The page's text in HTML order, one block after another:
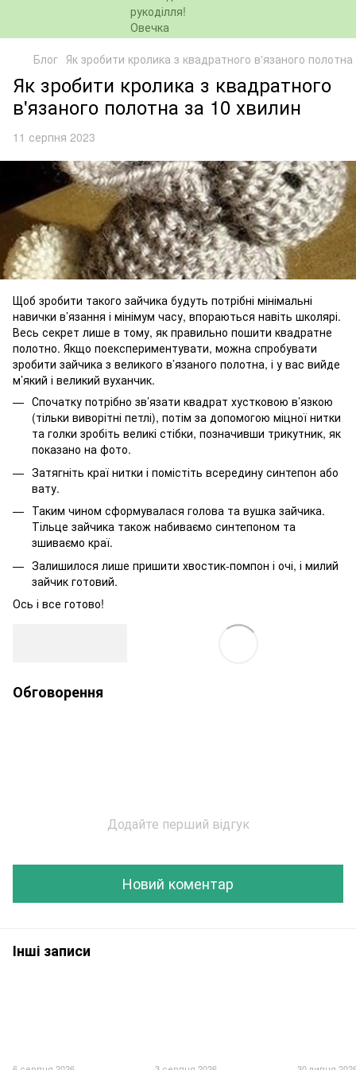
Блог Як зробити кролика з квадратного в'язаного
Як зробити кролика з квадратного
в'язаного полотна за 10 хвилин
11 серпня 2023
Щоб зробити такого зайчика будуть потрібні мінімальні
навички в’язання і мінімум часу, впораються навіть школярі.
Весь секрет лише в тому, як правильно пошити квадратне
полотно. Якщо поекспериментувати, можна спробувати
зробити зайчика з великого в’язаного полотна, і у вас вийде
м’який і великий вуханчик.
Спочатку потрібно зв’язати квадрат хустковою в’язкою
(тільки виворітні петлі), потім за допомогою міцної нитки
та голки зробіть великі стібки, позначивши трикутник, як
показано на фото.
Затягніть краї нитки і помістіть всередину синтепон або
вату.
Таким чином сформувалася голова та вушка зайчика.
Тільце зайчика також набиваємо синтепоном та
зшиваємо краї.
Залишилося лише пришити хвостик-помпон і очі, і милий
зайчик готовий.
Ось і все готово!
Обговорення
Додайте перший відгук
Новий коментар
Інші записи